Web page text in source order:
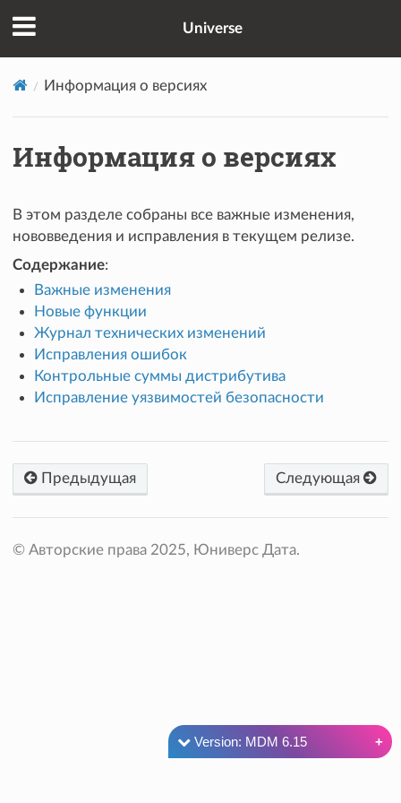
Universe
Информация о версиях
Информация о версиях
В этом разделе собраны все важные изменения,
нововведения и исправления в текущем релизе.
Содержание:
Важные изменения
Новые функции
Журнал технических изменений
Исправления ошибок
Контрольные суммы дистрибутива
Исправление уязвимостей безопасности
Предыдущая Следующая
© Авторские права 2025, Юниверс Дата.
Version: MDM 6.15